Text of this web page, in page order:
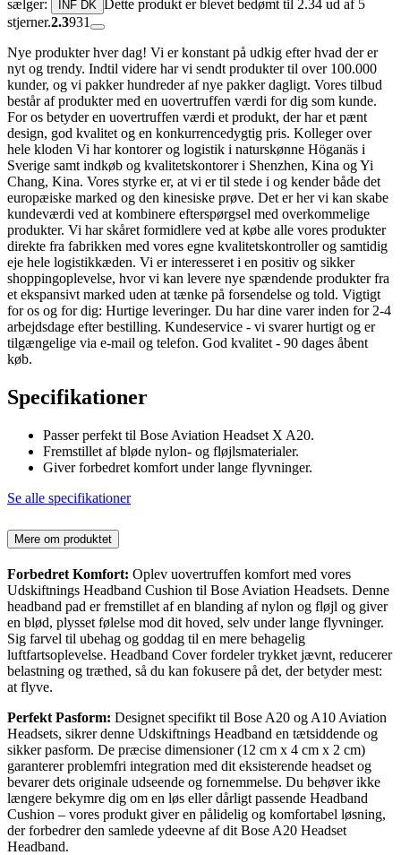
sælger: INF DK
Dette produkt er blevet bedømt til 2.34 ud af 5
stjerner.2.3931
Nye produkter hver dag! Vi er konstant på udkig efter hvad der er
nyt og trendy. Indtil videre har vi sendt produkter til over 100.000
kunder, og vi pakker hundreder af nye pakker dagligt. Vores tilbud
består af produkter med en uovertruffen værdi for dig som kunde.
For os betyder en uovertruffen værdi et produkt, der har et pænt
design, god kvalitet og en konkurrencedygtig pris. Kolleger over
hele kloden Vi har kontorer og logistik i naturskønne Höganäs i
Sverige samt indkøb og kvalitetskontorer i Shenzhen, Kina og Yi
Chang, Kina. Vores styrke er, at vi er til stede i og kender både det
europæiske marked og den kinesiske prøve. Det er her vi kan skabe
kundeværdi ved at kombinere efterspørgsel med overkommelige
produkter. Vi har skåret formidlere ved at købe alle vores produkter
direkte fra fabrikken med vores egne kvalitetskontroller og samtidig
eje hele logistikkæden. Vi er interesseret i en positiv og sikker
shoppingoplevelse, hvor vi kan levere nye spændende produkter fra
et ekspansivt marked uden at tænke på forsendelse og told. Vigtigt
for os og for dig: Hurtige leveringer. Du har dine varer inden for 2-4
arbejdsdage efter bestilling. Kundeservice - vi svarer hurtigt og er
tilgængelige via e-mail og telefon. God kvalitet - 90 dages åbent
køb.
Specifikationer
Passer perfekt til Bose Aviation Headset X A20.
Fremstillet af bløde nylon- og fløjlsmaterialer.
Giver forbedret komfort under lange flyvninger.
Se alle specifikationer
Mere om produktet
Forbedret Komfort: Oplev uovertruffen komfort med vores
Udskiftnings Headband Cushion til Bose Aviation Headsets. Denne
headband pad er fremstillet af en blanding af nylon og fløjl og giver
en blød, plysset følelse mod dit hoved, selv under lange flyvninger.
Sig farvel til ubehag og goddag til en mere behagelig
luftfartsoplevelse. Headband Cover fordeler trykket jævnt, reducerer
belastning og træthed, så du kan fokusere på det, der betyder mest:
at flyve.
Perfekt Pasform: Designet specifikt til Bose A20 og A10 Aviation
Headsets, sikrer denne Udskiftnings Headband en tætsiddende og
sikker pasform. De præcise dimensioner (12 cm x 4 cm x 2 cm)
garanterer problemfri integration med dit eksisterende headset og
bevarer dets originale udseende og fornemmelse. Du behøver ikke
længere bekymre dig om en løs eller dårligt passende Headband
Cushion – vores produkt giver en pålidelig og komfortabel løsning,
der forbedrer den samlede ydeevne af dit Bose A20 Headset
Headband.